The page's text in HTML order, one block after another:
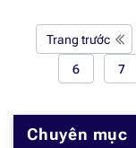
Chuyên mục
Trang trước
6 7